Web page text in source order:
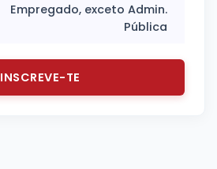
Empregado, exceto Admin.
Pública
INSCREVE-TE